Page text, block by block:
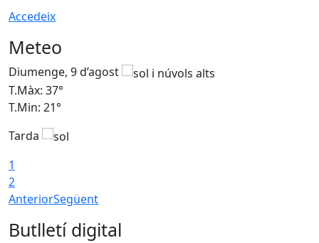
Accedeix
Meteo
Diumenge, 9 d’agost
T.Màx: 37°
T.Min: 21°
Tarda
1
2
AnteriorSegüent
Butlletí digital